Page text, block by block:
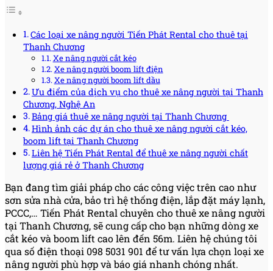
Các loại xe nâng người Tiến Phát Rental cho thuê tại
Thanh Chương
Xe nâng người cắt kéo
Xe nâng người boom lift điện
Xe nâng người boom lift dầu
Ưu điểm của dịch vụ cho thuê xe nâng người tại Thanh
Chương, Nghệ An
Bảng giá thuê xe nâng người tại Thanh Chương
Hình ảnh các dự án cho thuê xe nâng người cắt kéo,
boom lift tại Thanh Chương
Liên hệ Tiến Phát Rental để thuê xe nâng người chất
lượng giá rẻ ở Thanh Chương
Bạn đang tìm giải pháp cho các công việc trên cao như
sơn sửa nhà cửa, bảo trì hệ thống điện, lắp đặt máy lạnh,
PCCC,… Tiến Phát Rental chuyên cho thuê xe nâng người
tại Thanh Chương, sẽ cung cấp cho bạn những dòng xe
cắt kéo và boom lift cao lên đến 56m. Liên hệ chúng tôi
qua số điện thoại 098 5031 901 để tư vấn lựa chọn loại xe
nâng người phù hợp và báo giá nhanh chóng nhất.